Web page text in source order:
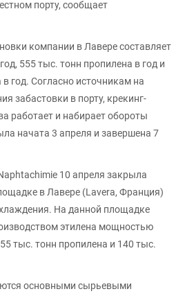
порту, сообщает
компании в Лавере составляет
555 тыс. тонн пропилена в год и
год. Согласно источникам на
забастовки в порту, крекинг-
работает и набирает обороты
начата 3 апреля и завершена 7
10 апреля закрыла
в Лавере (Lavera, Франция)
На данной площадке
этилена мощностью
тыс. тонн пропилена и 140 тыс.
основными сырьевыми